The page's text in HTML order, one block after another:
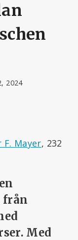
2024
F. Mayer, 232
från
Med